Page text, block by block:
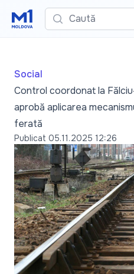
Caută
Social
Control coordonat la
aprobă aplicarea
ferată
Publicat 05.11.2025 12:26